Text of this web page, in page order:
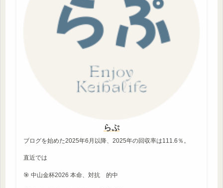
らぷ
ブログを始めた2025年6月以降、2025年の回収率は111.6％。
直近では
🎯 中山金杯2026 本命、対抗 的中